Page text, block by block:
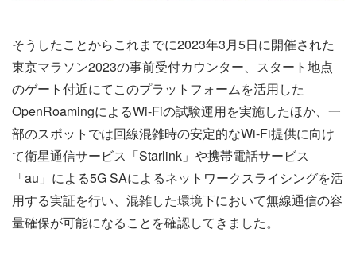
そうしたことからこれまでに2023年3月5日に開催された
東京マラソン2023の事前受付カウンター、スタート地点
のゲート付近にてこのプラットフォームを活用した
OpenRoamingによるWi-Fiの試験運用を実施したほか、一
部のスポットでは回線混雑時の安定的なWi-Fi提供に向け
て衛星通信サービス「Starlink」や携帯電話サービス
「au」による5G SAによるネットワークスライシングを活
用する実証を行い、混雑した環境下において無線通信の容
量確保が可能になることを確認してきました。